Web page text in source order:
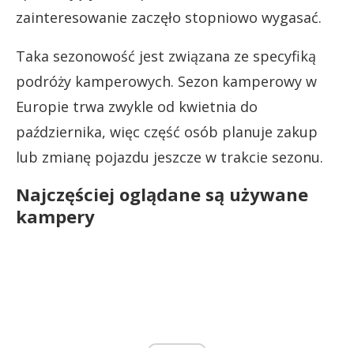
zainteresowanie zaczęło stopniowo wygasać.
Taka sezonowość jest związana ze specyfiką
podróży kamperowych. Sezon kamperowy w
Europie trwa zwykle od kwietnia do
października, więc część osób planuje zakup
lub zmianę pojazdu jeszcze w trakcie sezonu.
Najczęściej oglądane są używane
kampery